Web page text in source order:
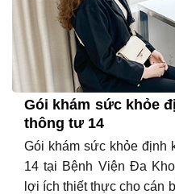
Gói khám sức khỏe
thông tư 14
Gói khám sức khỏe định
14 tại Bệnh Viện Đa
lợi ích thiết thực cho cán